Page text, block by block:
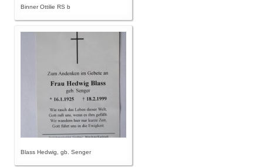
Binner Ottilie RS b
Blass Hedwig, gb. Senger